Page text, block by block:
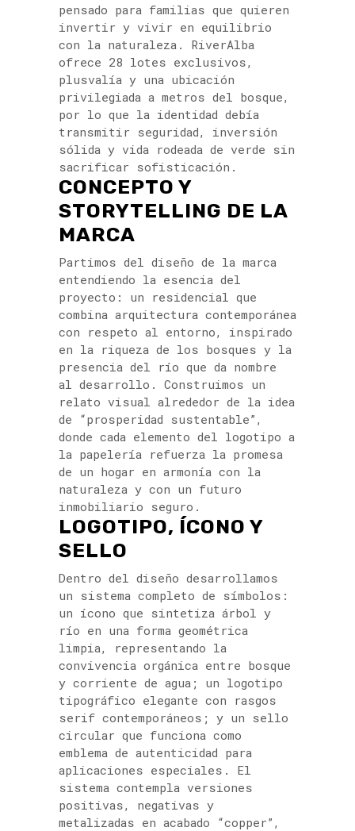
pensado para familias que quieren
invertir y vivir en equilibrio
con la naturaleza. RiverAlba
ofrece 28 lotes exclusivos,
plusvalía y una ubicación
privilegiada a metros del bosque,
por lo que la identidad debía
transmitir seguridad, inversión
sólida y vida rodeada de verde sin
sacrificar sofisticación.
CONCEPTO Y
STORYTELLING DE LA
MARCA
Partimos del diseño de la marca
entendiendo la esencia del
proyecto: un residencial que
combina arquitectura contemporánea
con respeto al entorno, inspirado
en la riqueza de los bosques y la
presencia del río que da nombre
al desarrollo. Construimos un
relato visual alrededor de la idea
de “prosperidad sustentable”,
donde cada elemento del logotipo a
la papelería refuerza la promesa
de un hogar en armonía con la
naturaleza y con un futuro
inmobiliario seguro.
LOGOTIPO, ÍCONO Y
SELLO
Dentro del diseño desarrollamos
un sistema completo de símbolos:
un ícono que sintetiza árbol y
río en una forma geométrica
limpia, representando la
convivencia orgánica entre bosque
y corriente de agua; un logotipo
tipográfico elegante con rasgos
serif contemporáneos; y un sello
circular que funciona como
emblema de autenticidad para
aplicaciones especiales. El
sistema contempla versiones
positivas, negativas y
metalizadas en acabado “copper”,